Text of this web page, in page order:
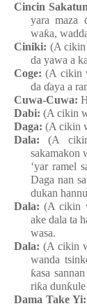
Cincin
yara maza
waƙa,
Ciniki: (A cikin
da yawa a
Coge: (A cikin
da ɗaya a
Cuwa-Cuwa:
Dabi: (A cikin
Daga: (A cikin
Dala:(A
sakamakon
‘yar ramel
Daga nan
dukan
Dala: (A cikin
ake dala ta
wasa.
Dala: (A cikin
wanda
ƙasa sannan
riƙa dunƙule
Dama Take Yi: